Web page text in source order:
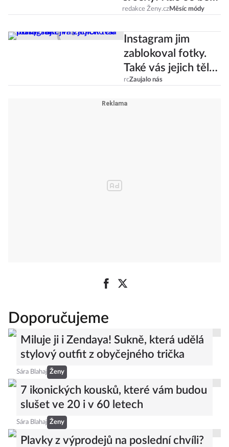
ní nestydí?
redakce Ženy.czMěsíc módy
Instagram jim
zablokoval fotky.
Také vás jejich těla
pohoršují?
rcZaujalo nás
Doporučujeme
Miluje ji i Zendaya! Sukně, která udělá
stylový outfit z obyčejného trička
Sára Blahaj Ženy
7 ikonických kousků, které vám budou
slušet ve 20 i v 60 letech
Sára Blahaj Ženy
Plavky z výprodejů na poslední chvíli?